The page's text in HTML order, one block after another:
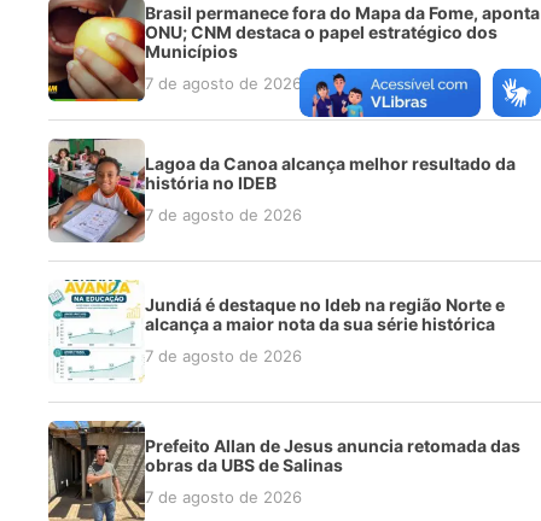
Brasil permanece fora do Mapa da Fome, aponta
ONU; CNM destaca o papel estratégico dos
Municípios
7 de agosto de 2026
Lagoa da Canoa alcança melhor resultado da
história no IDEB
7 de agosto de 2026
Jundiá é destaque no Ideb na região Norte e
alcança a maior nota da sua série histórica
7 de agosto de 2026
Prefeito Allan de Jesus anuncia retomada das
obras da UBS de Salinas
7 de agosto de 2026